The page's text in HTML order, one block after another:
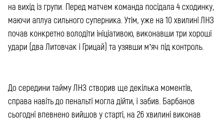
на вихід із групи. Перед матчем команда посідала 4 сходинку,
маючи аплуа сильного суперника. Утім, уже на 10 хвилині ЛНЗ
почав конкретно володіти ініціативою, виконавши три хороші
удари (два Литовчак і Грицай) та узявши м’яч під контроль.
До середини тайму ЛНЗ створив ще декілька моментів,
справа навіть до пенальті могла дійти, і забив. Барбанов
сьогодні впевнено вийшов у старті, на 26 хвилині виконав